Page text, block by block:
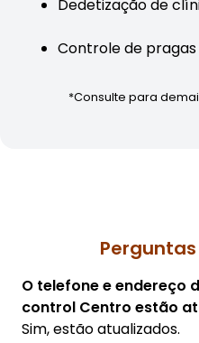
Dedetização de
Controle de
*Consulte para
O telefone e endereço
control Centro estão
Sim, estão atualizados.